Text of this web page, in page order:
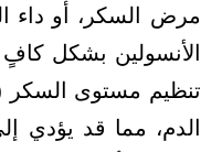
مرض السكر، أو داء
الأنسولين بشكل
تنظيم مستوى السكر
الدم، مما قد يؤدي